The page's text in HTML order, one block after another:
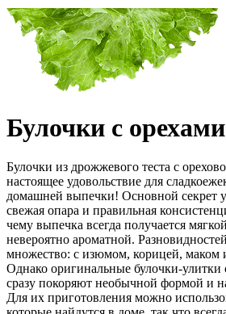
Булочки с орехами
Булочки из дрожжевого теста с
настоящее удовольствие для
домашней выпечки! Основной секрет
свежая опара и правильная
чему выпечка всегда получается
невероятно ароматной.
множество: с изюмом, корицей, маком
Однако оригинальные булочки-улитки
сразу покоряют необычной формой и
Для их приготовления можно